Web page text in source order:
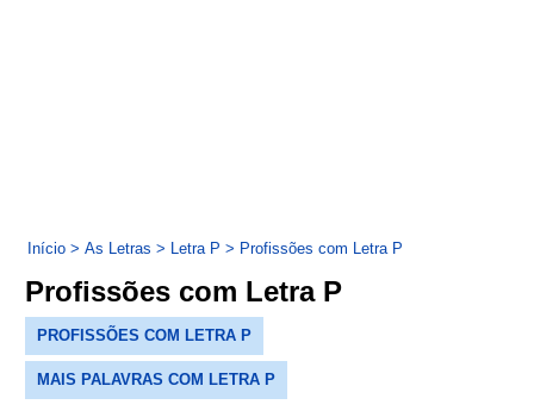
Início > As Letras > Letra P > Profissões com Letra P
Profissões com Letra P
PROFISSÕES COM LETRA P
MAIS PALAVRAS COM LETRA P